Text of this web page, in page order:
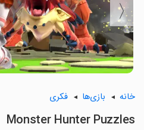
〈
خانه بازی‌ها فکری
Monster Hunter Puzzles